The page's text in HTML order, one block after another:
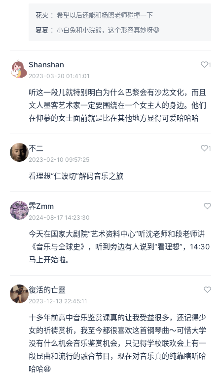
花火 ：希望以后还能和杨照老师碰撞一下
夏夏 ：小白兔和小浣熊，这个形容真妙呀😆
Shanshan 1
2023-03-20 01:41:01
听这一段儿就特别明白为什么巴黎会有沙龙文化，而且
文人墨客艺术家一定要围绕在一个女主人的身边。他们
在仰慕的女士面前就是比在其他地方显得可爱哈哈哈
不二 1
2023-02-10 09:57:25
看理想“仁波切”解码音乐之旅
霁Zmm
2024-08-17 14:23:30
今天在国家大剧院“艺术资料中心”听沈老师和段老师讲
《音乐与全球史》，听到旁边有人说到“看理想”，14:30
马上开始啦。
復活的亡靈
2023-12-13 22:45:11
十多年前高中音乐鉴赏课真的让我受益很多，还记得少
女的祈祷赏析，我至今都很喜欢这首钢琴曲～可惜大学
没有什么机会音乐鉴赏机会，只记得学校联欢会上有一
段昆曲和流行的融合节目，现在对音乐真的纯靠瞎听哈
哈哈😆